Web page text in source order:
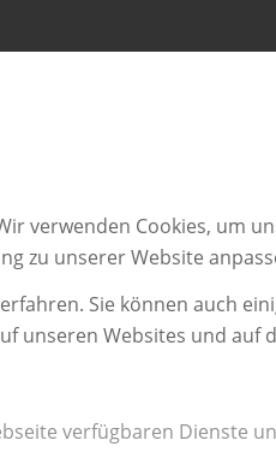
verwenden Cookies, um
zu unserer Website
Sie können auch
unseren Websites und auf
verfügbaren Dienste